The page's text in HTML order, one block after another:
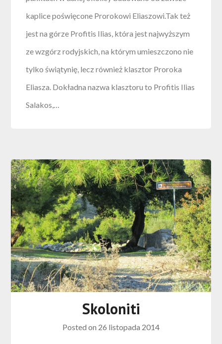
kaplice poświęcone Prorokowi Eliaszowi.Tak też
jest na górze Profitis Ilias, która jest najwyższym
ze wzgórz rodyjskich, na którym umieszczono nie
tylko świątynię, lecz również klasztor Proroka
Eliasza. Dokładna nazwa klasztoru to Profitis Ilias
Salakos,…
Skoloniti
Posted on 26 listopada 2014